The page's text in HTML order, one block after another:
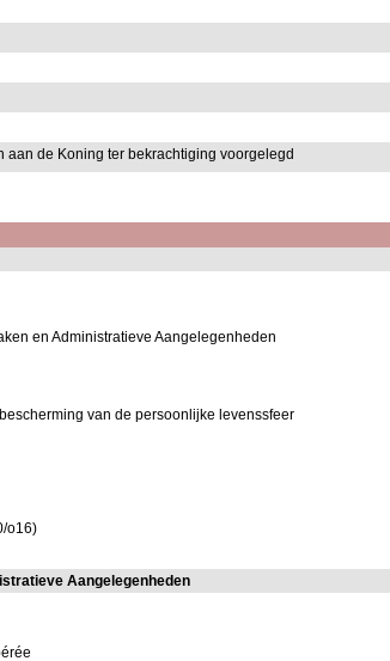
de Koning ter bekrachtiging voorgelegd
en Administratieve Aangelegenheden
van de persoonlijke levenssfeer
o16)
Aangelegenheden